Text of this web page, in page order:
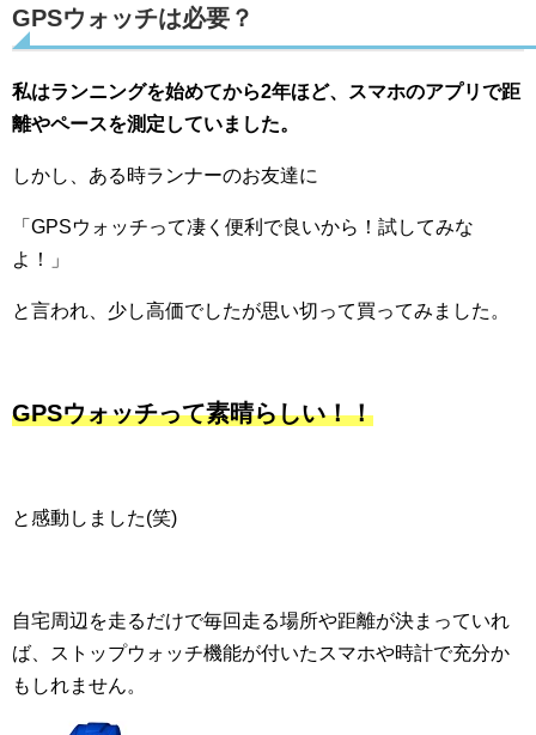
GPSウォッチは必要？
私はランニングを始めてから2年ほど、スマホのアプリで距
離やペースを測定していました。
しかし、ある時ランナーのお友達に
「GPSウォッチって凄く便利で良いから！試してみな
よ！」
と言われ、少し高価でしたが思い切って買ってみました。
GPSウォッチって素晴らしい！！
と感動しました(笑)
自宅周辺を走るだけで毎回走る場所や距離が決まっていれ
ば、ストップウォッチ機能が付いたスマホや時計で充分か
もしれません。